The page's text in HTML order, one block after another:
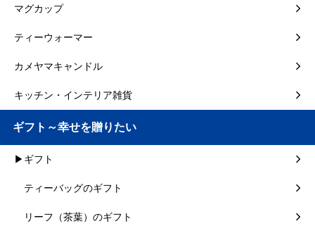
マグカップ
ティーウォーマー
カメヤマキャンドル
キッチン・インテリア雑貨
ギフト～幸せを贈りたい
▶ギフト
ティーバッグのギフト
リーフ（茶葉）のギフト